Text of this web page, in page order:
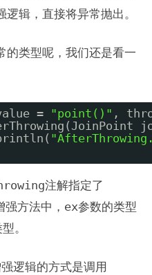
辑，直接将异常抛出。
的类型呢，我们还是看一
= "point()" ,
注解指定了
强方法中， ex参数的类型
。
逻辑的方式是调用